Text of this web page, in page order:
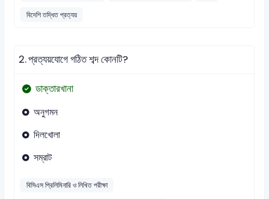
বিদেশি তদ্ধিত প্রত্যয়
2.প্রত্যয়যোগে গঠিত শব্দ কোনটি?
ডাক্তারখানা
অনুগমন
দিলখোলা
সম্রাট
বিসিএস প্রিলিমিনারি ও লিখিত পরীক্ষা